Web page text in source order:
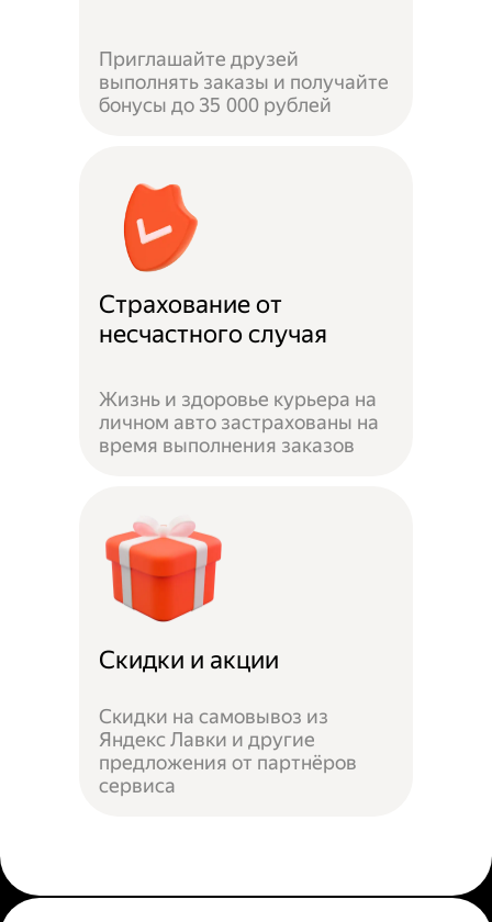
Приглашайте друзей
выполнять заказы и получайте
бонусы до 35 000 рублей
Страхование от
несчастного случая
Жизнь и здоровье курьера на
личном авто застрахованы на
время выполнения заказов
Скидки и акции
Скидки на самовывоз из
Яндекс Лавки и другие
предложения от партнёров
сервиса